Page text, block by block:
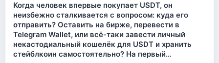
Когда человек впервые покупает USDT, он
неизбежно сталкивается с вопросом: куда его
отправить? Оставить на бирже, перевести в
Telegram Wallet, или всё-таки завести личный
некастодиальный кошелёк для USDT и хранить
стейблкоин самостоятельно? На первый…